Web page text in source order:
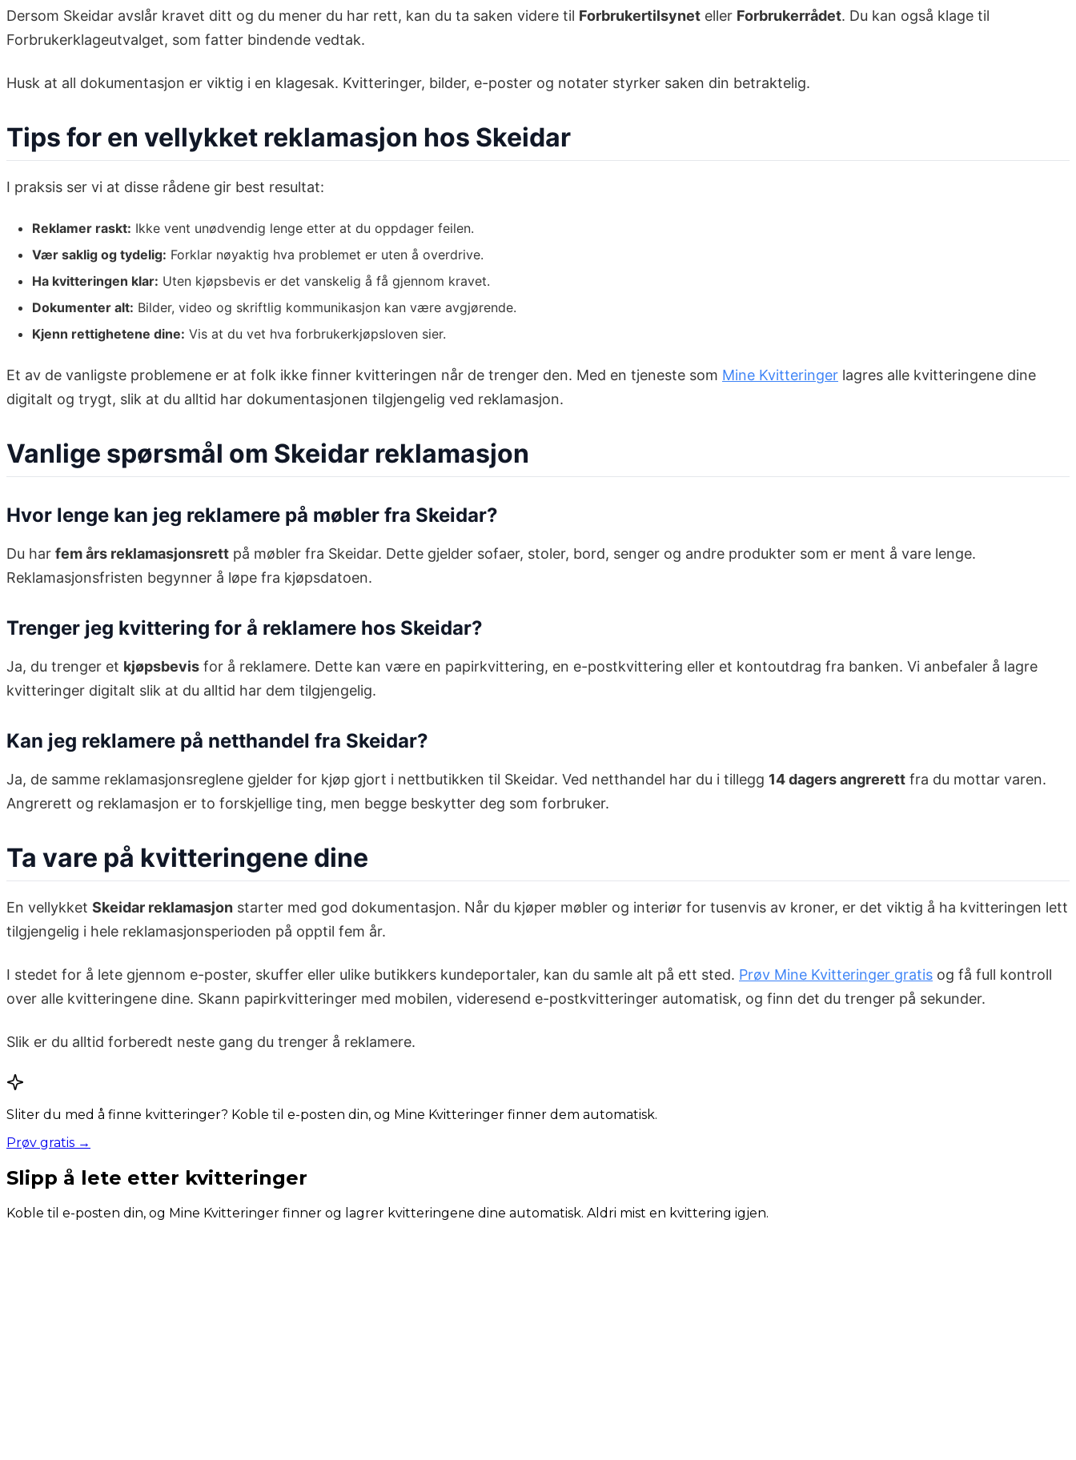
Dersom Skeidar avslår kravet ditt og du mener du har rett, kan du ta saken videre til Forbrukertilsynet eller Forbrukerrådet. Du kan også klage til
Forbrukerklageutvalget, som fatter bindende vedtak.
Husk at all dokumentasjon er viktig i en klagesak. Kvitteringer, bilder, e-poster og notater styrker saken din betraktelig.
Tips for en vellykket reklamasjon hos Skeidar
I praksis ser vi at disse rådene gir best resultat:
Reklamer raskt: Ikke vent unødvendig lenge etter at du oppdager feilen.
Vær saklig og tydelig: Forklar nøyaktig hva problemet er uten å overdrive.
Ha kvitteringen klar: Uten kjøpsbevis er det vanskelig å få gjennom kravet.
Dokumenter alt: Bilder, video og skriftlig kommunikasjon kan være avgjørende.
Kjenn rettighetene dine: Vis at du vet hva forbrukerkjøpsloven sier.
Et av de vanligste problemene er at folk ikke finner kvitteringen når de trenger den. Med en tjeneste som Mine Kvitteringer lagres alle kvitteringene dine
digitalt og trygt, slik at du alltid har dokumentasjonen tilgjengelig ved reklamasjon.
Vanlige spørsmål om Skeidar reklamasjon
Hvor lenge kan jeg reklamere på møbler fra Skeidar?
Du har fem års reklamasjonsrett på møbler fra Skeidar. Dette gjelder sofaer, stoler, bord, senger og andre produkter som er ment å vare lenge.
Reklamasjonsfristen begynner å løpe fra kjøpsdatoen.
Trenger jeg kvittering for å reklamere hos Skeidar?
Ja, du trenger et kjøpsbevis for å reklamere. Dette kan være en papirkvittering, en e-postkvittering eller et kontoutdrag fra banken. Vi anbefaler å lagre
kvitteringer digitalt slik at du alltid har dem tilgjengelig.
Kan jeg reklamere på netthandel fra Skeidar?
Ja, de samme reklamasjonsreglene gjelder for kjøp gjort i nettbutikken til Skeidar. Ved netthandel har du i tillegg 14 dagers angrerett fra du mottar varen.
Angrerett og reklamasjon er to forskjellige ting, men begge beskytter deg som forbruker.
Ta vare på kvitteringene dine
En vellykket Skeidar reklamasjon starter med god dokumentasjon. Når du kjøper møbler og interiør for tusenvis av kroner, er det viktig å ha kvitteringen lett
tilgjengelig i hele reklamasjonsperioden på opptil fem år.
I stedet for å lete gjennom e-poster, skuffer eller ulike butikkers kundeportaler, kan du samle alt på ett sted. Prøv Mine Kvitteringer gratis og få full kontroll
over alle kvitteringene dine. Skann papirkvitteringer med mobilen, videresend e-postkvitteringer automatisk, og finn det du trenger på sekunder.
Slik er du alltid forberedt neste gang du trenger å reklamere.
Sliter du med å finne kvitteringer? Koble til e-posten din, og Mine Kvitteringer finner dem automatisk.
Prøv gratis →
Slipp å lete etter kvitteringer
Koble til e-posten din, og Mine Kvitteringer finner og lagrer kvitteringene dine automatisk. Aldri mist en kvittering igjen.